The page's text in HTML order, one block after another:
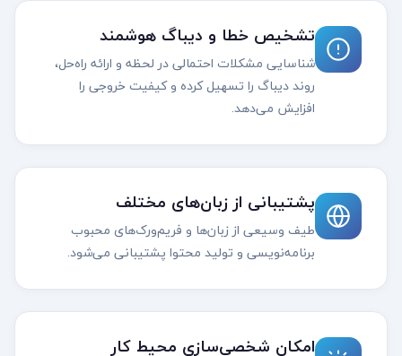
تشخیص خطا و دیباگ هوشمند
شناسایی مشکلات احتمالی در لحظه و ارائه راه‌حل،
روند دیباگ را تسهیل کرده و کیفیت خروجی را
افزایش می‌دهد.
پشتیبانی از زبان‌های مختلف
طیف وسیعی از زبان‌ها و فریم‌ورک‌های محبوب
برنامه‌نویسی و تولید محتوا پشتیبانی می‌شود.
امکان شخصی‌سازی محیط کار